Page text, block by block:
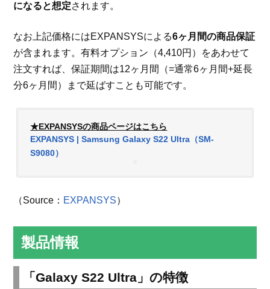
になると想定されます。
なお上記価格にはEXPANSYSによる6ヶ月間の商品保証
が含まれます。有料オプション（4,410円）をあわせて
注文すれば、保証期間は12ヶ月間（=通常6ヶ月間+延長
分6ヶ月間）まで延ばすことも可能です。
★EXPANSYSの商品ページはこちら
EXPANSYS | Samsung Galaxy S22 Ultra（SM-
S9080）
（Source： EXPANSYS）
製品情報
「Galaxy S22 Ultra」の特徴